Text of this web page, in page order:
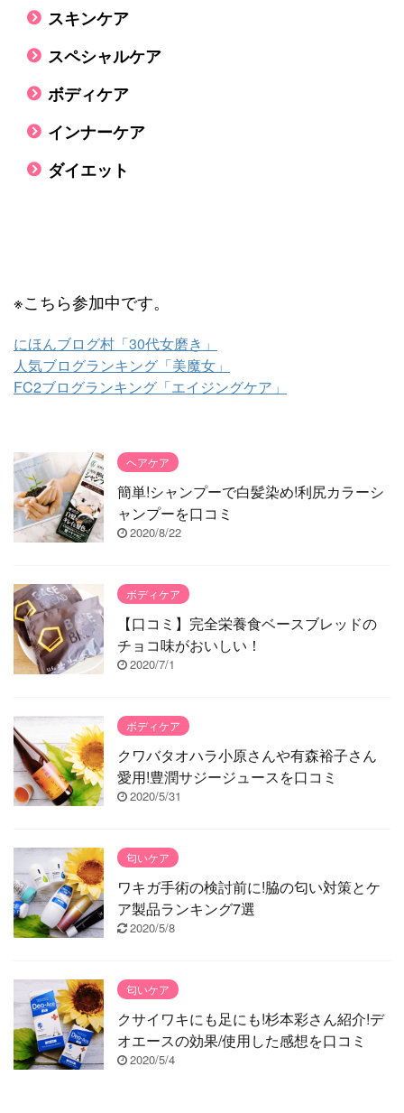
スキンケア
スペシャルケア
ボディケア
インナーケア
ダイエット
※こちら参加中です。
にほんブログ村「30代女磨き」
人気ブログランキング「美魔女」
FC2ブログランキング「エイジングケア」
ヘアケア
簡単!シャンプーで白髪染め!利尻カラーシ
ャンプーを口コミ
2020/8/22
ボディケア
【口コミ】完全栄養食ベースブレッドの
チョコ味がおいしい！
2020/7/1
ボディケア
クワバタオハラ小原さんや有森裕子さん
愛用!豊潤サジージュースを口コミ
2020/5/31
匂いケア
ワキガ手術の検討前に!脇の匂い対策とケ
ア製品ランキング7選
2020/5/8
匂いケア
クサイワキにも足にも!杉本彩さん紹介!デ
オエースの効果/使用した感想を口コミ
2020/5/4